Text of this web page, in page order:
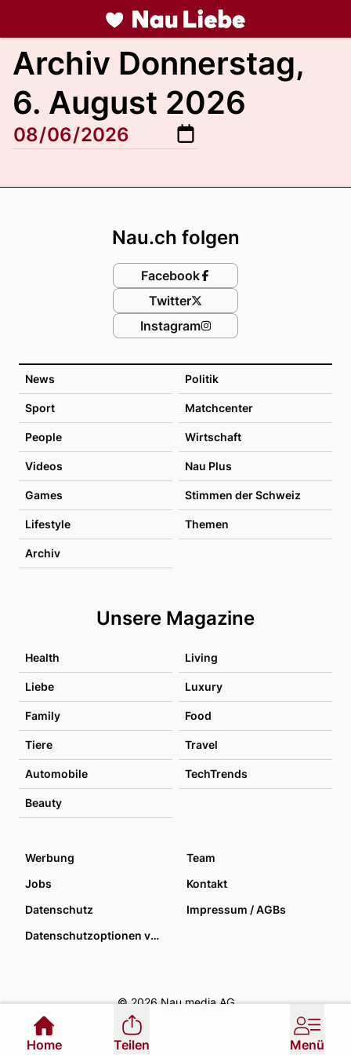
liebe.NAU.ch
Archiv Donnerstag,
6. August 2026
News Politik
Sport Matchcenter
People Wirtschaft
Videos Nau Plus
Games Stimmen der Schweiz
Lifestyle Themen
Archiv
Unsere Magazine
Health Living
Liebe Luxury
Family Food
Tiere Travel
Automobile TechTrends
Beauty
Nau.ch folgen
Facebook
Twitter
Instagram
Werbung
Team
Jobs
Kontakt
Datenschutz
Impressum / AGBs
Datenschutzoptionen verwalten
© 2026 Nau media AG
Home Teilen Menü